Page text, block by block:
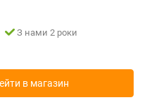
З нами 2 роки
в магазин